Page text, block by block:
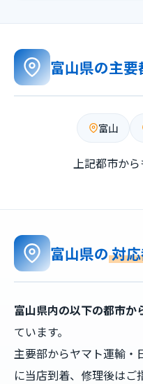
富山県の主要
富山
上記都市から
富山県の 対
富山県内の以下の都市か
ています。
主要部からヤマト運輸・
に当店到着、修理後はご